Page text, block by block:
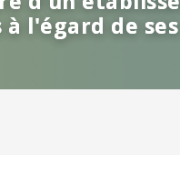
l'égard de
l'égard de